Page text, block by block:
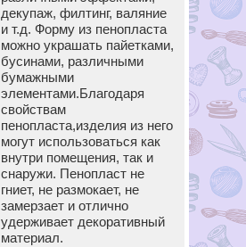
декупаж, филтинг, валяние
и т.д. Форму из пенопласта
можно украшать пайетками,
бусинами, различными
бумажными
элементами.Благодаря
свойствам
пенопласта,изделия из него
могут использоваться как
внутри помещения, так и
снаружи. Пенопласт не
гниет, не размокает, не
замерзает и отлично
удерживает декоративный
материал.